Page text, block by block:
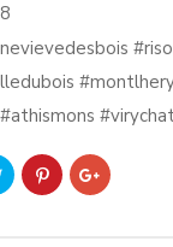
#athismons